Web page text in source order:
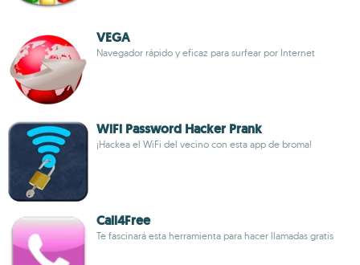
VEGA
Navegador rápido y eficaz para surfear por Internet
WiFi Password Hacker Prank
¡Hackea el WiFi del vecino con esta app de broma!
Call4Free
Te fascinará esta herramienta para hacer llamadas gratis